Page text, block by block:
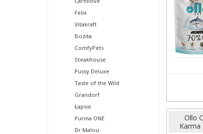
Ollo
Karma
Felix
Vitakraft
Bozita
ComfyPets
Steakhouse
Pussy Deluxe
Taste of the Wild
Grandorf
Łapsie
Purina ONE
Dr Malou